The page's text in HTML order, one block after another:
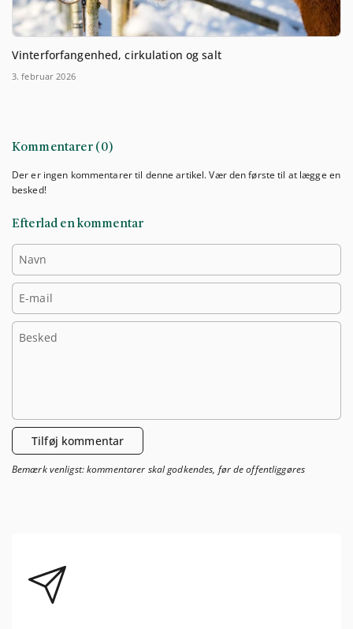
Vinterforfangenhed, cirkulation og salt
3. februar 2026
Kommentarer (0)
Der er ingen kommentarer til denne artikel. Vær den første til at lægge en
besked!
Efterlad en kommentar
Navn
E-mail
Besked
Tilføj kommentar
Bemærk venligst: kommentarer skal godkendes, før de offentliggøres